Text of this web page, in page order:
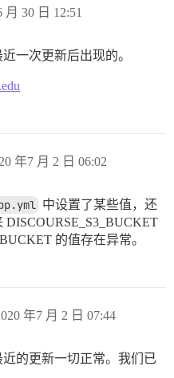
月 30 日 12:51
一次更新后出现的。
年7 月 2 日 06:02
中设置了某些值，还
的值存在异常。
年7 月 2 日 07:44
的更新一切正常。我们已